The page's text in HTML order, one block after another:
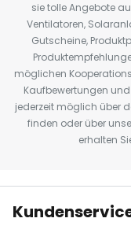
sie tolle Angebote
Ventilatoren,
Gutscheine,
möglichen
Kaufbewertungen
jederzeit möglich über
finden oder über
erhalten